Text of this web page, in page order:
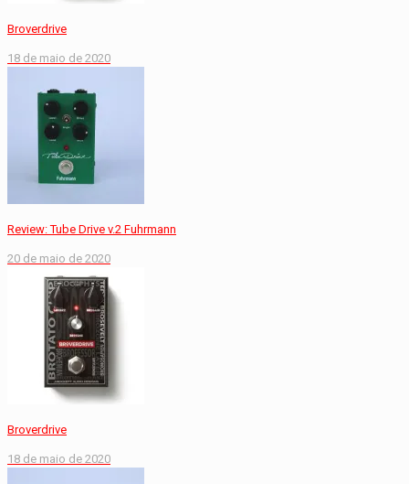
Broverdrive
18 de maio de 2020
Review: Tube Drive v.2 Fuhrmann
20 de maio de 2020
Broverdrive
18 de maio de 2020